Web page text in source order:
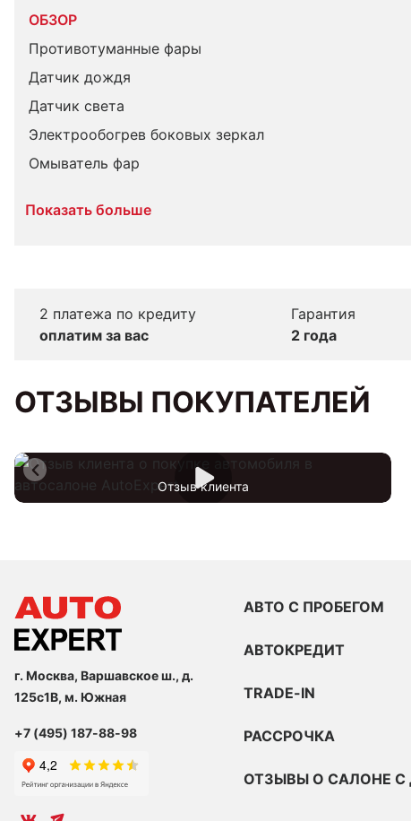
ОБЗОР
Противотуманные фары
Датчик дождя
Датчик света
Электрообогрев боковых зеркал
Омыватель фар
Показать больше
2 платежа по кредиту
оплатим за вас
Гарантия
2 года
ОТЗЫВЫ ПОКУПАТЕЛЕЙ
Отзыв клиента
г. Москва, Варшавское ш., д.
125с1В, м. Южная
+7 (495) 187-88-98
АВТО С ПРОБЕГОМ
АВТОКРЕДИТ
TRADE-IN
РАССРОЧКА
ОТЗЫВЫ О САЛОНЕ